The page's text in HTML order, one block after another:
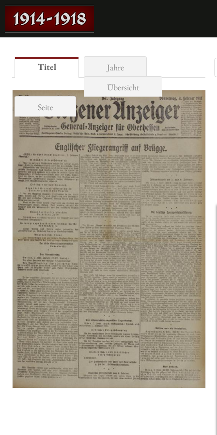
Titel
Jahre
Übersicht
Seite